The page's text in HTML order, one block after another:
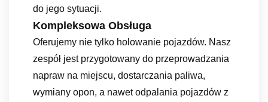
do jego sytuacji.
Kompleksowa Obsługa
Oferujemy nie tylko holowanie pojazdów. Nasz
zespół jest przygotowany do przeprowadzania
napraw na miejscu, dostarczania paliwa,
wymiany opon, a nawet odpalania pojazdów z